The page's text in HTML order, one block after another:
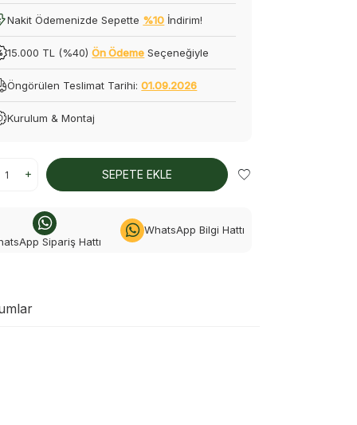
Nakit Ödemenizde Sepette %10 İndirim!
15.000 TL (%40)Ön Ödeme Seçeneğiyle
Öngörülen Teslimat Tarihi:01.09.2026
Kurulum & Montaj
SEPETE EKLE
Sipariş Hattı
WhatsApp Bilgi Hattı